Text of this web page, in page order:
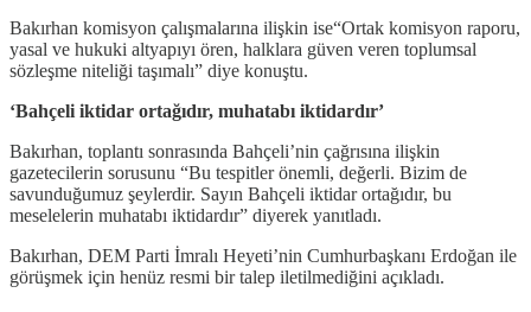
Bakırhan komisyon çalışmalarına ilişkin ise“Ortak komisyon raporu,
yasal ve hukuki altyapıyı ören, halklara güven veren toplumsal
sözleşme niteliği taşımalı” diye konuştu.
‘Bahçeli iktidar ortağıdır, muhatabı iktidardır’
Bakırhan, toplantı sonrasında Bahçeli’nin çağrısına ilişkin
gazetecilerin sorusunu “Bu tespitler önemli, değerli. Bizim de
savunduğumuz şeylerdir. Sayın Bahçeli iktidar ortağıdır, bu
meselelerin muhatabı iktidardır” diyerek yanıtladı.
Bakırhan, DEM Parti İmralı Heyeti’nin Cumhurbaşkanı Erdoğan ile
görüşmek için henüz resmi bir talep iletilmediğini açıkladı.